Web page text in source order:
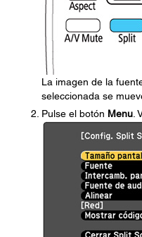
La imagen de la
seleccionada se
Pulse el botón Menu .